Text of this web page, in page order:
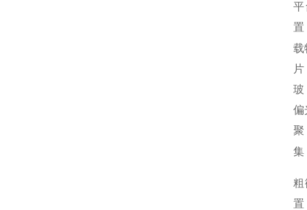
平
置
载
玻
偏
聚
集
粗
置